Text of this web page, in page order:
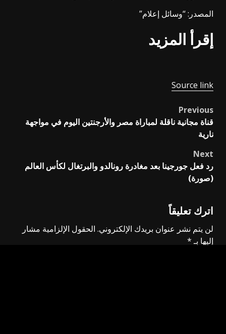
المصدر: “وسائل إعلام”
إقرأ المزيد
Source link
Post
navigation
Previous
قناة مجانية ناقلة لمباراة مصر والأرجنتين اليوم في مواجهة
نارية
Next
رد فعل جورجينا بعد مغادرة رونالدو والبرتغال لكأس العالم
(صورة)
اترك تعليقاً
لن يتم نشر عنوان بريدك الإلكتروني. الحقول الإلزامية مشار
إليها بـ*